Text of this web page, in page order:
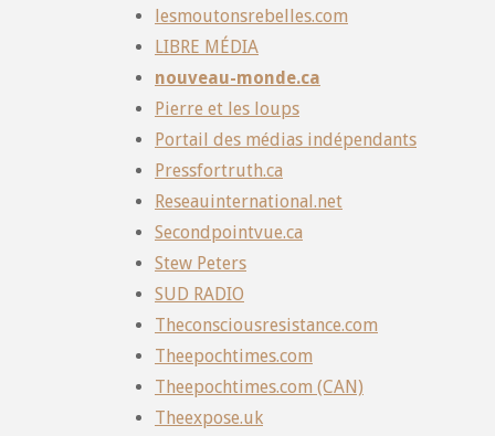
lesmoutonsrebelles.com
LIBRE MÉDIA
nouveau-monde.ca
Pierre et les loups
Portail des médias indépendants
Pressfortruth.ca
Reseauinternational.net
Secondpointvue.ca
Stew Peters
SUD RADIO
Theconsciousresistance.com
Theepochtimes.com
Theepochtimes.com (CAN)
Theexpose.uk